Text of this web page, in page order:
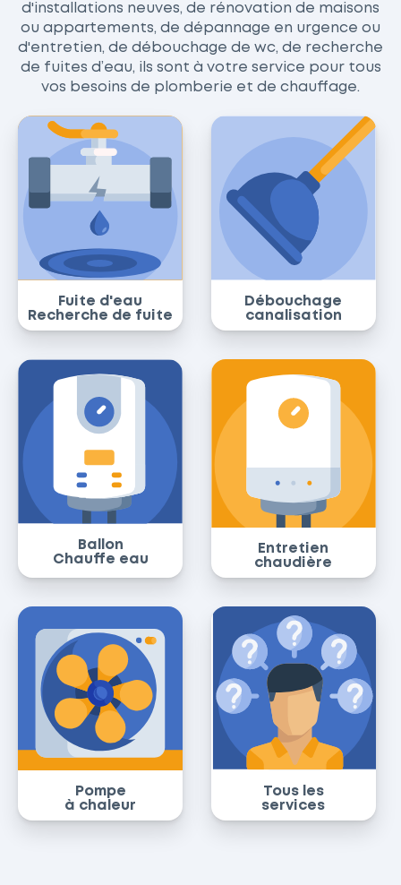
d'installations neuves, de rénovation de maisons
ou appartements, de dépannage en urgence ou
d'entretien, de débouchage de wc, de recherche
de fuites d’eau, ils sont à votre service pour tous
vos besoins de plomberie et de chauffage.
Fuite d'eau
Recherche de fuite
Débouchage
canalisation
Ballon
Chauffe eau
Entretien
chaudière
Pompe
à chaleur
Tous les
services